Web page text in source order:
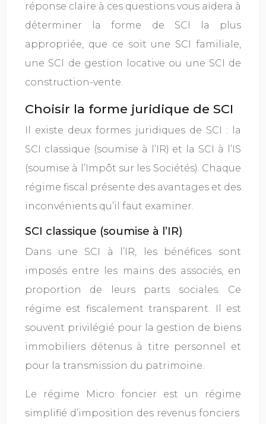
réponse claire à ces questions vous aidera à
déterminer la forme de SCI la plus
appropriée, que ce soit une SCI familiale,
une SCI de gestion locative ou une SCI de
construction-vente.
Choisir la forme juridique de SCI
Il existe deux formes juridiques de SCI : la
SCI classique (soumise à l’IR) et la SCI à l’IS
(soumise à l’Impôt sur les Sociétés). Chaque
régime fiscal présente des avantages et des
inconvénients qu’il faut examiner.
SCI classique (soumise à l’IR)
Dans une SCI à l’IR, les bénéfices sont
imposés entre les mains des associés, en
proportion de leurs parts sociales. Ce
régime est fiscalement transparent. Il est
souvent privilégié pour la gestion de biens
immobiliers détenus à titre personnel et
pour la transmission du patrimoine.
Le régime Micro foncier est un régime
simplifié d’imposition des revenus fonciers.